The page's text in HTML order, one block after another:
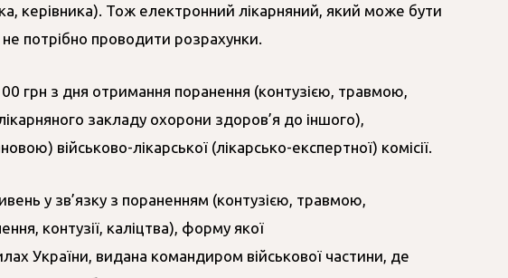
керівника). Тож електронний лікарняний, який може бути
потрібно проводити розрахунки.
грн з дня отримання поранення (контузією, травмою,
закладу охорони здоров’я до іншого),
військово-лікарської (лікарсько-експертної) комісії.
у зв’язку з пораненням (контузією, травмою,
контузії, каліцтва), форму якої
України, видана командиром військової частини, де